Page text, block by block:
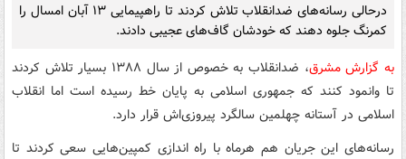
درحالی رسانه‌های ضدانقلاب تلاش کردند تا راهپیمایی ۱۳ آبان امسال را
کمرنگ جلوه دهند که خودشان گاف‌های عجیبی دادند.
به گزارش مشرق
، ضدانقلاب به خصوص از سال ۱۳۸۸ بسیار تلاش کردند
تا وانمود کنند که جمهوری اسلامی به پایان خط رسیده است اما انقلاب
اسلامی در آستانه چهلمین سالگرد پیروزی‌اش قرار دارد.
رسانه‌های این جریان هم هرماه با راه اندازی کمپین‌هایی سعی کردند تا